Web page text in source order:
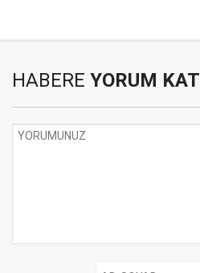
HABERE YORUM KAT